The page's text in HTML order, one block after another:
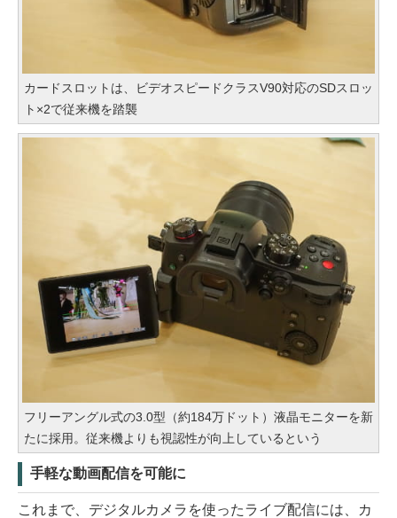
カードスロットは、ビデオスピードクラスV90対応のSDスロッ
ト×2で従来機を踏襲
フリーアングル式の3.0型（約184万ドット）液晶モニターを新
たに採用。従来機よりも視認性が向上しているという
手軽な動画配信を可能に
これまで、デジタルカメラを使ったライブ配信には、カ